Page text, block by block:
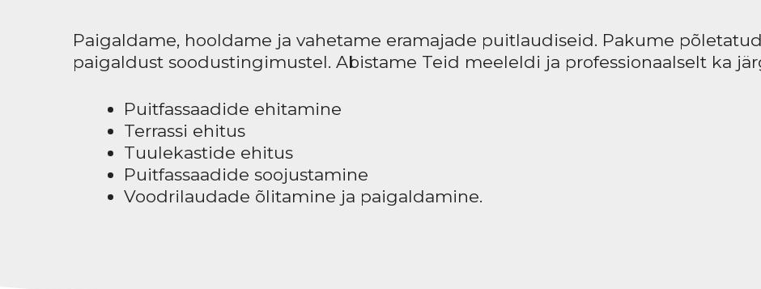
Paigaldame, hooldame ja vahetame eramajade puitlaudiseid. Pakume
paigaldust soodustingimustel. Abistame Teid meeleldi ja professionaalselt ka
Puitfassaadide ehitamine
Terrassi ehitus
Tuulekastide ehitus
Puitfassaadide soojustamine
Voodrilaudade õlitamine ja paigaldamine.